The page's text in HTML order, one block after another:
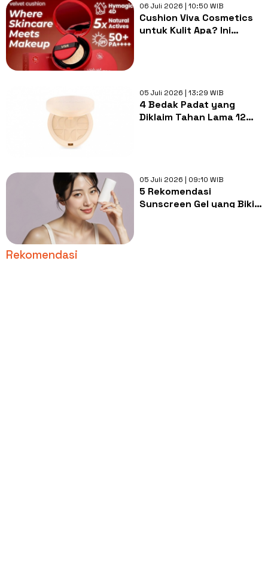
06 Juli 2026 | 10:50 WIB
Cushion Viva Cosmetics
untuk Kulit Apa? Ini
05 Juli 2026 | 13:29 WIB
4 Bedak Padat yang
Diklaim Tahan Lama 12
05 Juli 2026 | 09:10 WIB
5 Rekomendasi
Sunscreen Gel yang Bikin
Rekomendasi